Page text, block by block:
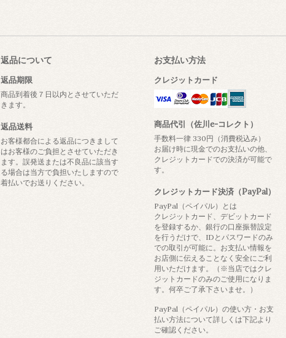
返品について
返品期限
商品到着後７日以内とさせていただ
きます。
返品送料
お客様都合による返品につきまして
はお客様のご負担とさせていただき
ます。誤発送または不良品に該当す
る場合は当方で負担いたしますので
着払いでお送りください。
お支払い方法
クレジットカード
商品代引（佐川e-コレクト）
手数料一律 330円（消費税込み）
お届け時に現金でのお支払いの他、
クレジットカードでの決済が可能で
す。
クレジットカード決済（PayPal）
PayPal（ペイパル）とは
クレジットカード、デビットカード
を登録するか、銀行の口座振替設定
を行うだけで、IDとパスワードのみ
での取引が可能に。お支払い情報を
お店側に伝えることなく安全にご利
用いただけます。（※当店ではクレ
ジットカードのみのご使用になりま
す。何卒ご了承下さいませ。）
PayPal（ペイパル）の使い方・お支
払い方法について詳しくは下記より
ご確認ください。